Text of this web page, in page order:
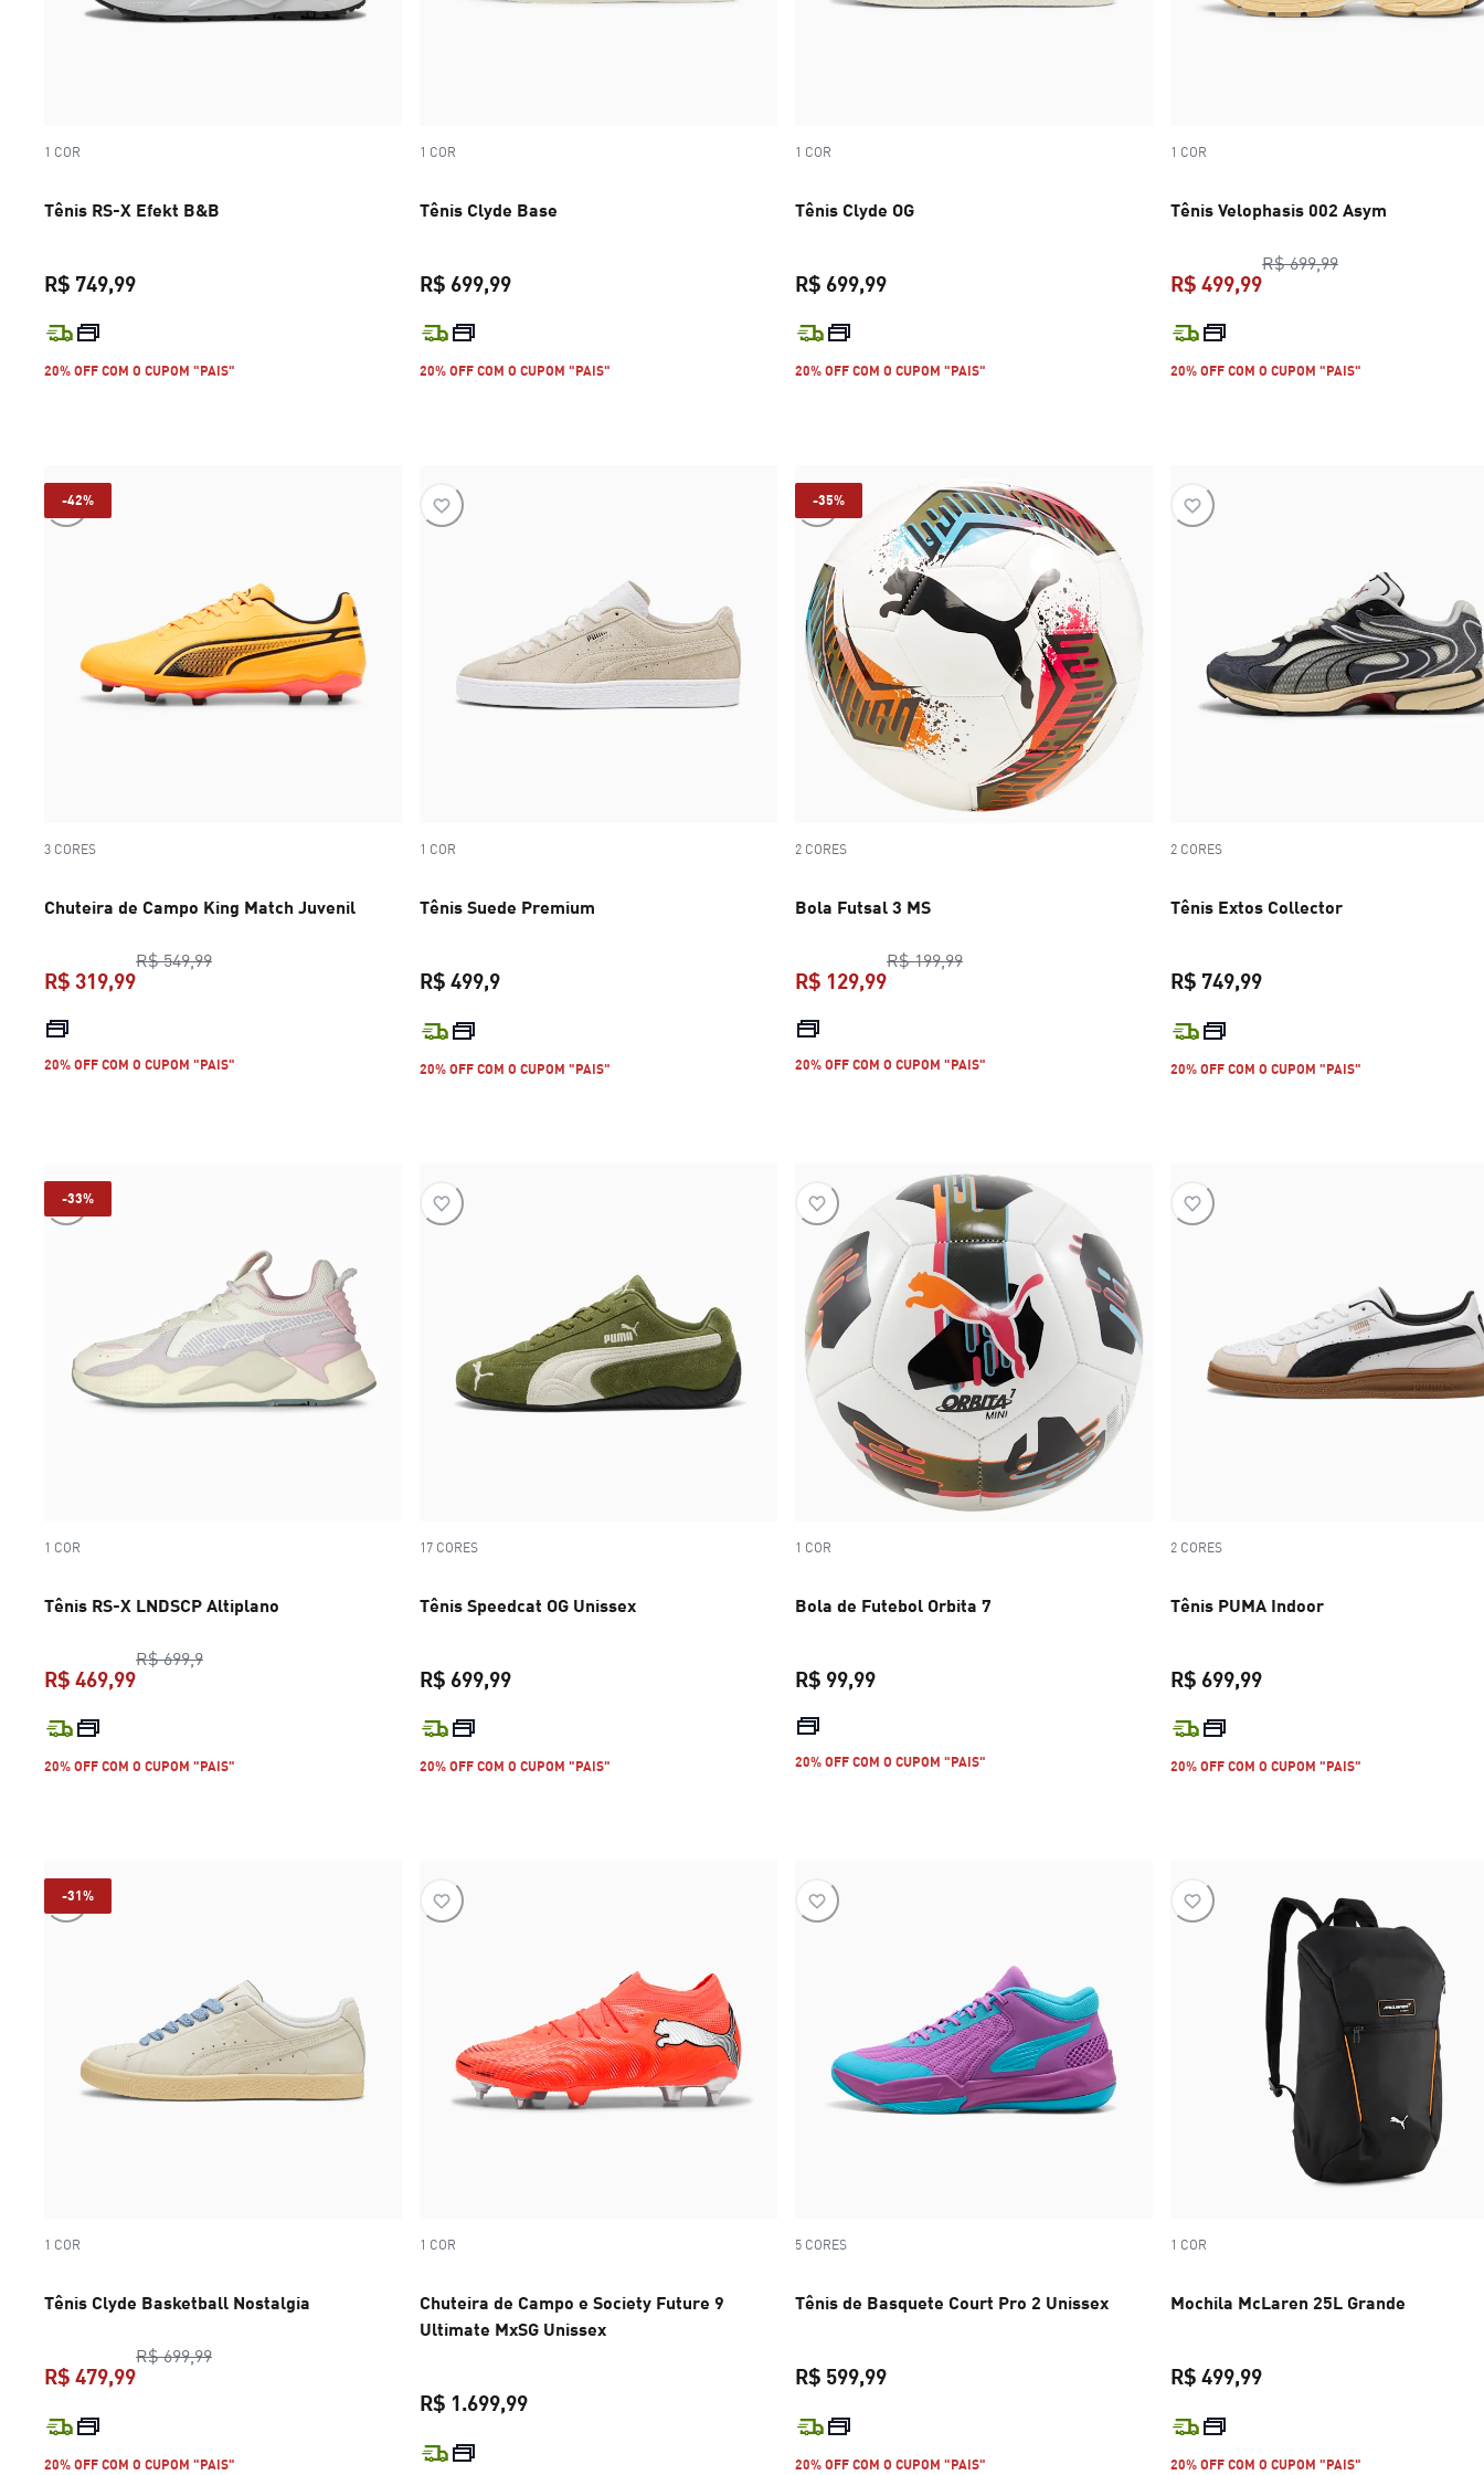
1 COR
Tênis RS-X Efekt B&B
R$ 749,99
20% OFF COM O CUPOM "PAIS"
1 COR
Tênis Clyde Base
R$ 699,99
20% OFF COM O CUPOM "PAIS"
1 COR
Tênis Clyde OG
R$ 699,99
20% OFF COM O CUPOM "PAIS"
1 COR
Tênis Velophasis 002 Asym
R$ 699,99preço original R$
R$ 499,99
20% OFF COM O CUPOM "PAIS"
-42%
3 CORES
Chuteira de Campo King Match Juvenil
R$ 549,99preço original R$ 549,99
R$ 319,99
20% OFF COM O CUPOM "PAIS"
1 COR
Tênis Suede Premium
R$ 499,9
20% OFF COM O CUPOM "PAIS"
-35%
2 CORES
Bola Futsal 3 MS
R$ 199,99preço original R$ 199,99
R$ 129,99
20% OFF COM O CUPOM "PAIS"
2 CORES
Tênis Extos Collector
R$ 749,99
20% OFF COM O CUPOM "PAIS"
-33%
1 COR
Tênis RS-X LNDSCP Altiplano
R$ 699,9preço original R$ 699,9
R$ 469,99
20% OFF COM O CUPOM "PAIS"
17 CORES
Tênis Speedcat OG Unissex
R$ 699,99
20% OFF COM O CUPOM "PAIS"
1 COR
Bola de Futebol Orbita 7
R$ 99,99
20% OFF COM O CUPOM "PAIS"
2 CORES
Tênis PUMA Indoor
R$ 699,99
20% OFF COM O CUPOM "PAIS"
-31%
1 COR
Tênis Clyde Basketball Nostalgia
R$ 699,99preço original R$ 699,99
R$ 479,99
20% OFF COM O CUPOM "PAIS"
1 COR
Chuteira de Campo e Society Future 9
Ultimate MxSG Unissex
R$ 1.699,99
5 CORES
Tênis de Basquete Court Pro 2 Unissex
R$ 599,99
20% OFF COM O CUPOM "PAIS"
1 COR
Mochila McLaren 25L Grande
R$ 499,99
20% OFF COM O CUPOM "PAIS"